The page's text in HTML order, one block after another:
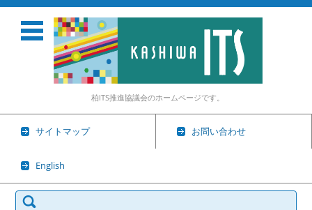
柏ITS推進協議会のホームページです。
サイトマップ お問い合わせ
English
検
索: